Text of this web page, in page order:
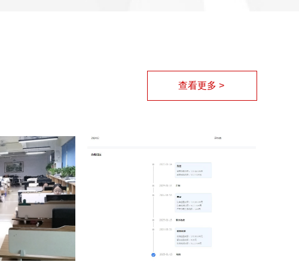
查看更多 >